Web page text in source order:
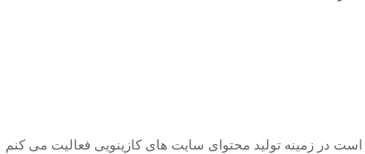
سولماز هستم و حدود 6 سال است در زمینه تولید محتوای سایت های کازینویی فعالیت می کنم